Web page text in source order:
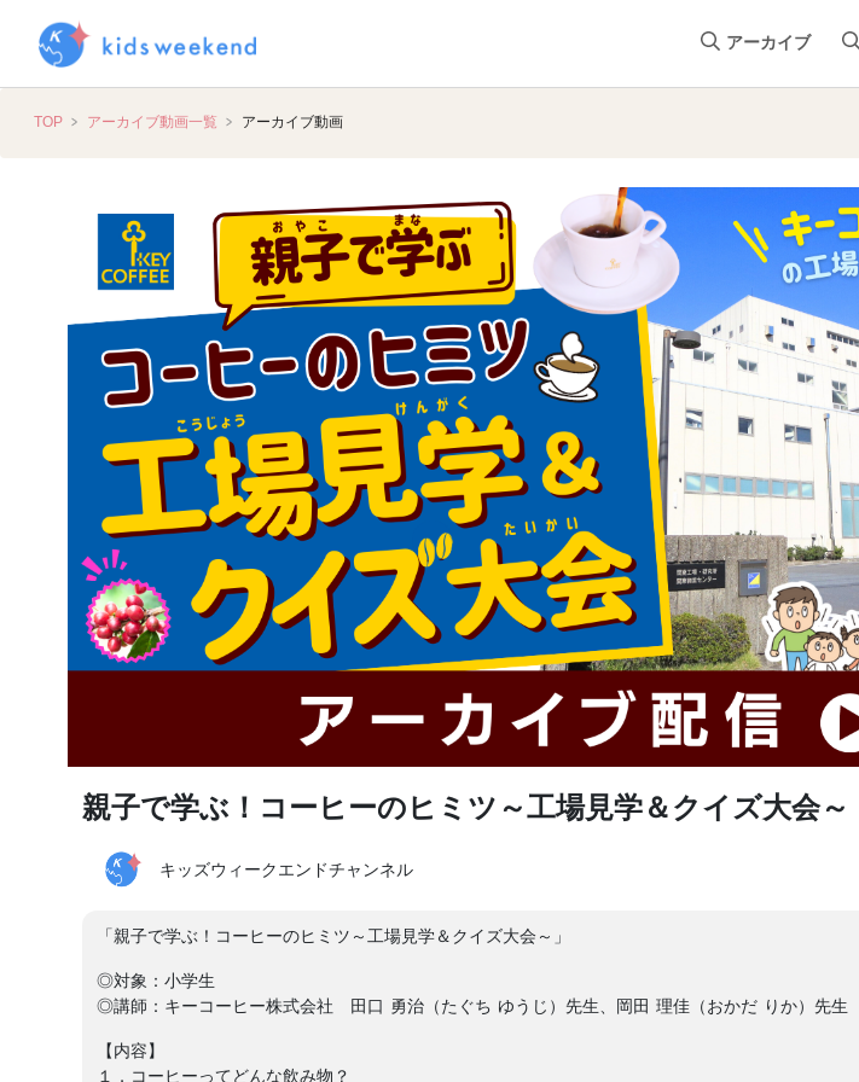
アーカイブ
TOP アーカイブ動画一覧 アーカイブ動画
親子で学ぶ！コーヒーのヒミツ～工場見学＆クイズ大会～
キッズウィークエンドチャンネル
「親子で学ぶ！コーヒーのヒミツ～工場見学＆クイズ大会～」
◎対象：小学生
◎講師：キーコーヒー株式会社 田口 勇治（たぐち ゆうじ）先生、岡田 理佳（おかだ りか）先生
【内容】